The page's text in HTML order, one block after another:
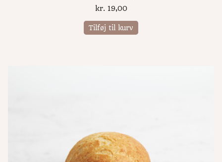
kr. 19,00
Tilføj til kurv